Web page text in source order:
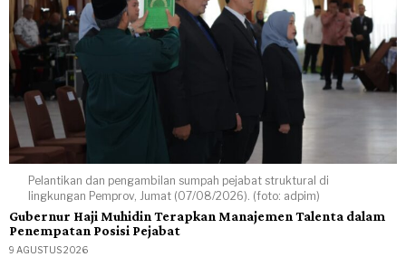
Pelantikan dan pengambilan sumpah pejabat struktural di
lingkungan Pemprov, Jumat (07/08/2026). (foto: adpim)
Gubernur Haji Muhidin Terapkan Manajemen Talenta dalam
Penempatan Posisi Pejabat
9 AGUSTUS 2026